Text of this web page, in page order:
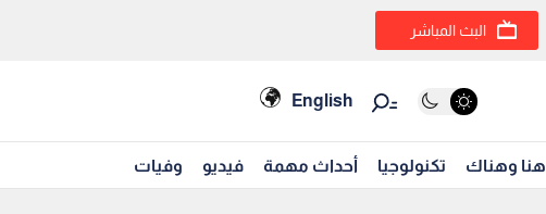
البث المباشر
English
هنا وهناك تكنولوجيا أحداث مهمة فيديو وفيات